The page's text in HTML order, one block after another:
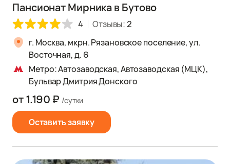
Пансионат Мирника в Бутово
4 Отзывы: 2
г. Москва, мкрн. Рязановское поселение, ул.
Восточная, д. 6
Метро: Автозаводская, Автозаводская (МЦК),
Бульвар Дмитрия Донского
Оставить заявку
от 1.190 ₽ /сутки